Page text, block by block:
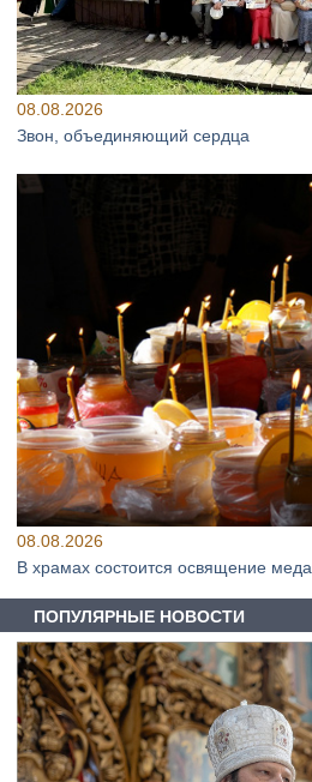
08.08.2026
Звон, объединяющий сердца
08.08.2026
В храмах состоится освящение меда
ПОПУЛЯРНЫЕ НОВОСТИ